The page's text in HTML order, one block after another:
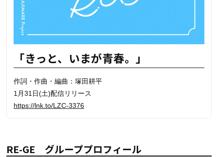
「きっと、いまが青春。」
作詞・作曲・編曲：塚田耕平
1月31日(土)配信リリース
https://lnk.to/LZC-3376
RE-GE グループプロフィール